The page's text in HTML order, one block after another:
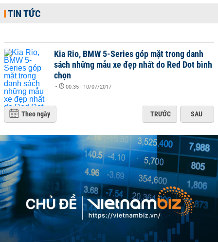
TIN TỨC
Kia Rio, BMW 5-Series góp mặt trong danh
sách những mẫu xe đẹp nhất do Red Dot bình
chọn
- 00:35 | 10/07/2017
Theo ngày TRƯỚC SAU